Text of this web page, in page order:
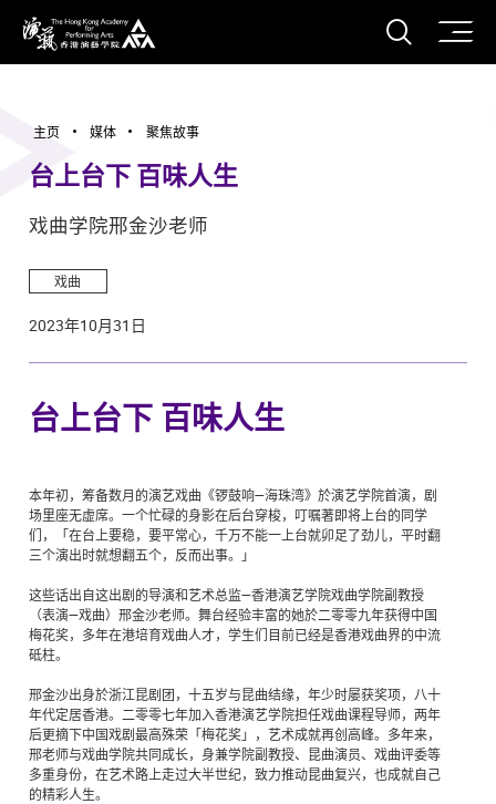
香港演艺学院
打开
主页 媒体 聚焦故事
台上台下 百味人生
戏曲学院邢金沙老师
戏曲
2023年10月31日
台上台下 百味人生
本年初，筹备数月的演艺戏曲《锣鼓响—海珠湾》於演艺学院首演，剧
场里座无虚席。一个忙碌的身影在后台穿梭，叮嘱著即将上台的同学
们，「在台上要稳，要平常心，千万不能一上台就卯足了劲儿，平时翻
三个演出时就想翻五个，反而出事。」
这些话出自这出剧的导演和艺术总监—香港演艺学院戏曲学院副教授
（表演—戏曲）邢金沙老师。舞台经验丰富的她於二零零九年获得中国
梅花奖，多年在港培育戏曲人才，学生们目前已经是香港戏曲界的中流
砥柱。
邢金沙出身於浙江昆剧团，十五岁与昆曲结缘，年少时屡获奖项，八十
年代定居香港。二零零七年加入香港演艺学院担任戏曲课程导师，两年
后更摘下中国戏剧最高殊荣「梅花奖」，艺术成就再创高峰。多年来，
邢老师与戏曲学院共同成长，身兼学院副教授、昆曲演员、戏曲评委等
多重身份，在艺术路上走过大半世纪，致力推动昆曲复兴，也成就自己
的精彩人生。